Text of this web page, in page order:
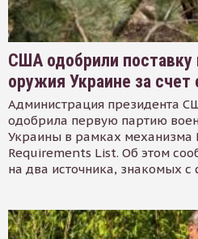
США одобрили поставку
оружия Украине за счет
Администрация президента
одобрила первую партию
Украины в рамках механизма
Requirements List. Об этом
на два источника, знакомых с